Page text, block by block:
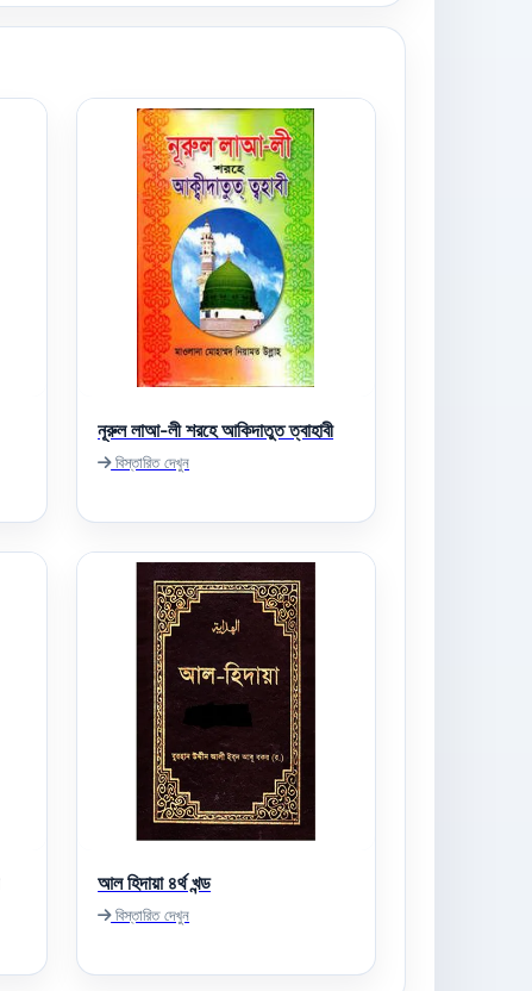
নূরুল লাআ-লী শরহে আকিদাতুত ত্বাহাবী
বিস্তারিত দেখুন
আল হিদায়া ৪র্থ খন্ড
বিস্তারিত দেখুন